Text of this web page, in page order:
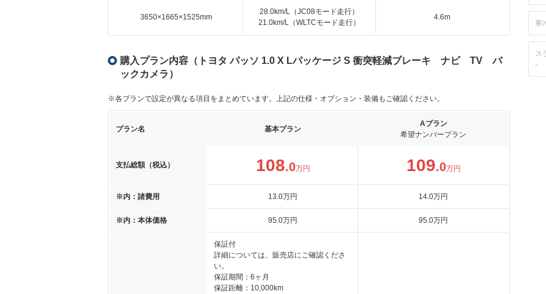
3650×1665×1525mm
28.0km/L（JC08モード走行）
21.0km/L（WLTCモード走行）
4.6m
購入プラン内容（トヨタ パッソ 1.0 X Lパッケージ S 衝突軽減ブレーキ ナビ TV バ
ックカメラ）
※各プランで設定が異なる項目をまとめています。上記の仕様・オプション・装備もご確認ください。
プラン名 基本プラン
Aプラン
希望ナンバープラン
支払総額（税込） 108.0万円 109.0万円
※内：諸費用 13.0万円 14.0万円
※内：本体価格 95.0万円 95.0万円
保証付
詳細については、販売店にご確認くださ
い。
保証期間：6ヶ月
保証距離：10,000km
寒
ス
-